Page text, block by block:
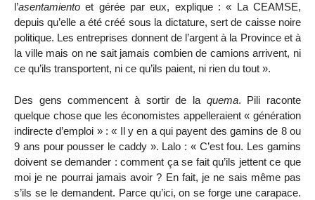
l’asentamiento et gérée par eux, explique : « La CEAMSE,
depuis qu’elle a été créé sous la dictature, sert de caisse noire
politique. Les entreprises donnent de l’argent à la Province et à
la ville mais on ne sait jamais combien de camions arrivent, ni
ce qu’ils transportent, ni ce qu’ils paient, ni rien du tout ».
Des gens commencent à sortir de la quema. Pili raconte
quelque chose que les économistes appelleraient « génération
indirecte d’emploi » : « Il y en a qui payent des gamins de 8 ou
9 ans pour pousser le caddy ». Lalo : « C’est fou. Les gamins
doivent se demander : comment ça se fait qu’ils jettent ce que
moi je ne pourrai jamais avoir ? En fait, je ne sais même pas
s’ils se le demandent. Parce qu’ici, on se forge une carapace.